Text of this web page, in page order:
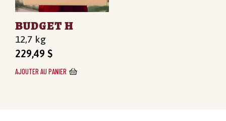
BUDGET H
12,7 kg
229,49 $
AJOUTER AU PANIER